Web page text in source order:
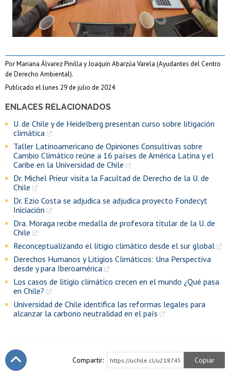
ENLACES RELACIONADOS
U. de Chile y de Heidelberg presentan curso sobre litigación
climática
Taller Latinoamericano de Opiniones Consultivas sobre
Cambio Climático reúne a 16 países de América Latina y el
Caribe en la Universidad de Chile
Dr. Michel Prieur visita la Facultad de Derecho de la U. de
Chile
Dr. Ezio Costa se adjudica se adjudica proyecto Fondecyt
Iniciación
Dra. Moraga recibe medalla de profesora titular de la U. de
Chile
Reconceptualizando el litigio climático desde el sur global
Derechos Humanos y Litigios Climáticos: Una Perspectiva
desde y para Iberoamérica
Los casos de litigio climático crecen en el mundo ¿Qué pasa
en Chile?
Universidad de Chile identifica las reformas legales para
alcanzar la carbono neutralidad en el país
Por Mariana Álvarez Pinilla y Joaquín Abarzúa Varela (Ayudantes del Centro
de Derecho Ambiental).
Publicado el lunes 29 de julio de 2024
Compartir: https://uchile.cl/u218745 Copiar